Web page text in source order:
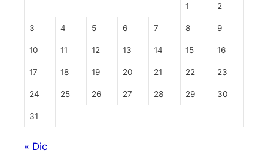
1 2
3 4 5 6 7 8 9
10 11 12 13 14 15 16
17 18 19 20 21 22 23
24 25 26 27 28 29 30
31
« Dic